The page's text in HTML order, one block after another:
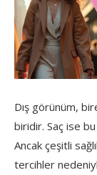
Dış görünüm,
biridir. Saç ise
Ancak çeşitli
tercihler